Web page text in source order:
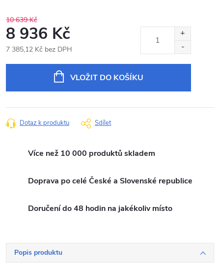
10 639 Kč
8 936 Kč
7 385,12 Kč bez DPH
VLOŽIT DO KOŠÍKU
Dotaz k produktu Sdílet
Více než 10 000 produktů skladem
Doprava po celé České a Slovenské republice
Doručení do 48 hodin na jakékoliv místo
Popis produktu